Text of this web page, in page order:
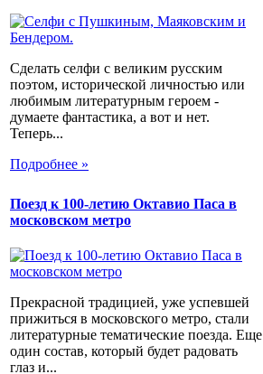
Сделать селфи с великим русским
поэтом, исторической личностью или
любимым литературным героем -
думаете фантастика, а вот и нет.
Теперь...
Подробнее »
Поезд к 100-летию Октавио Паса в
московском метро
Прекрасной традицией, уже успевшей
прижиться в московского метро, стали
литературные тематические поезда. Еще
один состав, который будет радовать
глаз и...